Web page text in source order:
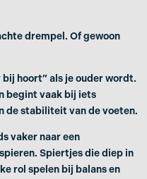
drempel. Of gewoon
hoort” als je ouder wordt.
begint vaak bij iets
de stabiliteit van de voeten.
vaker naar een
Spiertjes die diep in
rol spelen bij balans en